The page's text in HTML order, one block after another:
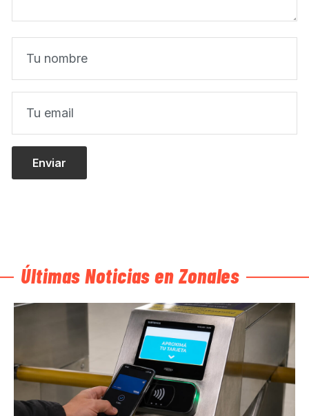
Últimas Noticias en Zonales